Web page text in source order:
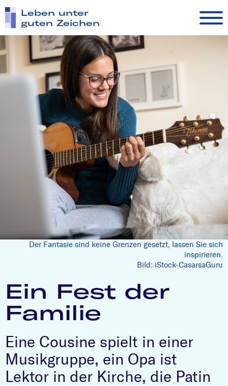
Leben unter
guten Zeichen
Der Fantasie sind keine Grenzen gesetzt, lassen Sie sich
inspirieren.
Bild: iStock-CasarsaGuru
Ein Fest der
Familie
Eine Cousine spielt in einer
Musikgruppe, ein Opa ist
Lektor in der Kirche, die Patin